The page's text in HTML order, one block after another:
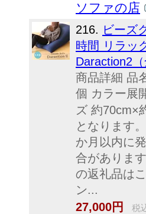
ソファの店
216. ビーズ
時間 リラッ
Daraction2（
商品詳細 品
個 カラー展
ズ 約70cm×
となります
か月以内に
合がありま
の返礼品は
ン...
27,000円
税